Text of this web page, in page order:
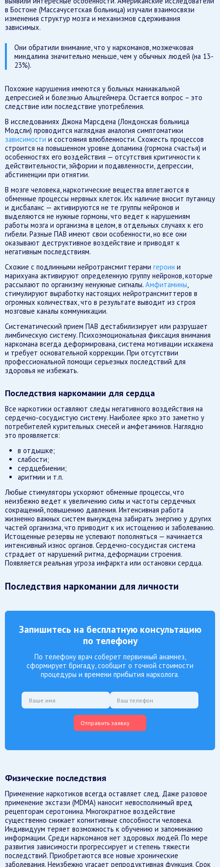
в Бостоне (Массачусетская больница) изучали взаимосвязи
изменения структур мозга и механизмов сдерживания
зависимых.
Они обратили внимание, что у наркоманов, мозжечковая
миндалина значительно меньше, чем у обычных людей (на 13-
23%).
Похожие нарушения имеются у больных маниакальной
депрессией и болезнью Альцгеймера. Остается вопрос – это
следствие или последствие употребления.
В исследованиях Джона Марсдена (Лондонская больница
Модсли) проводится наглядная аналогия симптоматики
зависимости и состояния влюбленности. Схожесть процессов
строится на повышенном уровне допамина (гормона счастья) и
особенностях его воздействия — отсутствия критичности к
действительности, эйфории и подавленности, депрессии,
абстиненции при отнятии.
В мозге человека, наркотические вещества вплетаются в
обменные процессы нервных клеток. Их наличие вносит путаницу
и дисбаланс — активируются не те группы нейронов и
выделяются не нужные гормоны, что ведет к нарушениям
работы мозга и организма в целом, в отдельных случаях к его
гибели. Разные ПАВ имеют свои особенности, но все они
оказывают деструктивное воздействие и приводят к
негативным последствиям.
Схожие с подлинными нейротрансмиттерами героин и
марихуана активируют определенную группу нейронов, которые
рассылают по организму ненужные сигналы. Амфитамины,
стимулируют выработку настоящих нейротрансмиттеров в
огромных количествах, что в результате выводит из строя
мозговые каналы коммуникации.
Систематический прием ПАВ дестабилизирует или разрушает
лимбическую систему. Психоэмоциональная фиксация внимания
наркомана всегда деформирована, система мотивации искажена
и требует основательной коррекции. При отсутствии
профессиональной помощи серьезных последствий для
здоровья не избежать.
Последствия наркомании для сердца
Все наркотики оставляют следы негативного воздействия на
сердечно-сосудистую систему. Наиболее ярко это заметно у
потребителей курительных смесей и амфетаминов. Наглядно
это проявляется:
в отдышке;
слабости;
сердцебиении;
аритмии и т.п.
Любые стимуляторы ускоряют обменные процессы, что
неизбежно ведет к увеличению силы и частоты сердечных
сокращений, повышению давления. Интенсивная работа
жизненно важных систем вынуждена забирать энергию у других
частей организма, что приводит к их истощению и заболеванию.
Истощенные резервы не успевают пополняться — начинается
интенсивный износ органов. Сердечно-сосудистая система
страдает от нарушений ритма, деформации строения.
Появляется реальная угроза инфаркта или остановки сердца.
Последствия наркомании для личности
Запишитесь на бесплатную консультацию
по телефону
По телефону врач соберет первичный анамнез,
сформирует бригаду, сообщит о точной стоимости
процедуры и времени прибытия нарколога.
Отправить заявку
Физические последствия
Применение наркотиков всегда оставляет след. Даже разовое
применение экстази (MDMA) наносит невосполнимый вред
рецепторам серотонина. Многократное воздействие
существенно снижает когнитивные способности человека.
Индивидуум теряет возможность к обучению и запоминанию
информации. Среди наркоманов нет здоровых людей. По мере
развития зависимости прогрессирует и степень тяжести
последствий. Приобретаются все новые хронические
заболевания. Неизбежно угасает репродуктивная функция. Срок